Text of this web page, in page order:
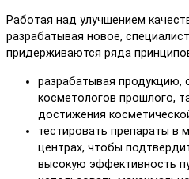
Работая над улучшением
разрабатывая новое,
придерживаются ряда
разрабатывая продукцию,
косметологов прошлого,
достижения
тестировать препараты в
центрах, чтобы
высокую эффективность